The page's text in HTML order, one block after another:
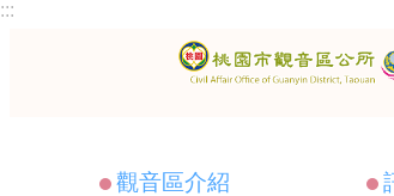
跳到主要內容區塊
:::
觀音區介紹